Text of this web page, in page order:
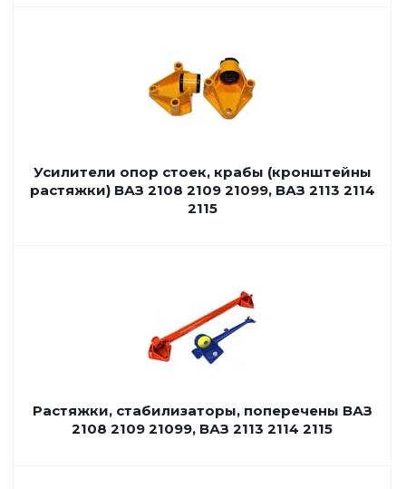
Усилители опор стоек, крабы (кронштейны
растяжки) ВАЗ 2108 2109 21099, ВАЗ 2113 2114
2115
Растяжки, стабилизаторы, поперечены ВАЗ
2108 2109 21099, ВАЗ 2113 2114 2115